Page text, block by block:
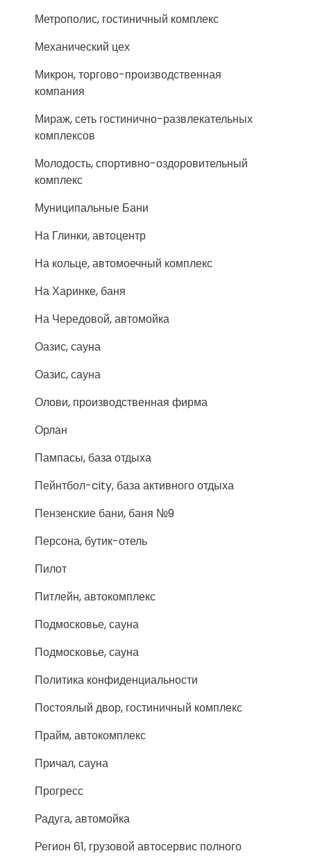
Метрополис, гостиничный комплекс
Механический цех
Микрон, торгово-производственная
компания
Мираж, сеть гостинично-развлекательных
комплексов
Молодость, спортивно-оздоровительный
комплекс
Муниципальные Бани
На Глинки, автоцентр
На кольце, автомоечный комплекс
На Харинке, баня
На Чередовой, автомойка
Оазис, сауна
Оазис, сауна
Олови, производственная фирма
Орлан
Пампасы, база отдыха
Пейнтбол-city, база активного отдыха
Пензенские бани, баня №9
Персона, бутик-отель
Пилот
Питлейн, автокомплекс
Подмосковье, сауна
Подмосковье, сауна
Политика конфиденциальности
Постоялый двор, гостиничный комплекс
Прайм, автокомплекс
Причал, сауна
Прогресс
Радуга, автомойка
Регион 61, грузовой автосервис полного